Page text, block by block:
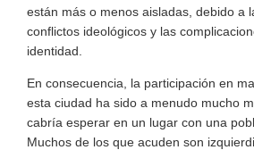
están más o menos aisladas, debido a
conflictos ideológicos y las
identidad.
En consecuencia, la participación en
esta ciudad ha sido a menudo mucho
cabría esperar en un lugar con una
Muchos de los que acuden son